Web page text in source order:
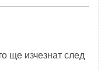
ще изчезнат след